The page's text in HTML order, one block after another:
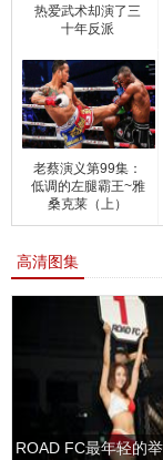
热爱武术却演了三
十年反派
老蔡演义第99集：
低调的左腿霸王~雅
桑克莱（上）
高清图集
ROAD FC最年轻的